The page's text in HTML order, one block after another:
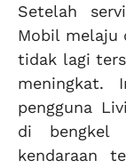
Setelah
Mobil melaju
tidak lagi
meningkat.
pengguna
di bengkel
kendaraan